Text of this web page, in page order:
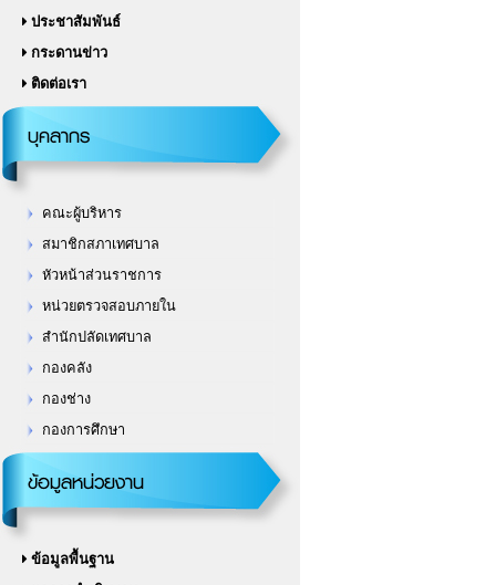
ประชาสัมพันธ์
กระดานข่าว
ติดต่อเรา
บุคลากร
คณะผู้บริหาร
สมาชิกสภาเทศบาล
หัวหน้าส่วนราชการ
หน่วยตรวจสอบภายใน
สำนักปลัดเทศบาล
กองช่าง
กองการศึกษา
ข้อมูลหน่วยงาน
ข้อมูลพื้นฐาน